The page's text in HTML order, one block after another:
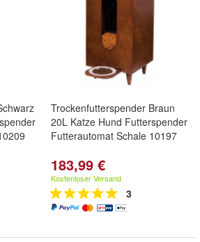
Trockenfutterspender Braun
20L Katze Hund Futterspender
Futterautomat Schale 10197
183,99 €
Kostenloser Versand
3